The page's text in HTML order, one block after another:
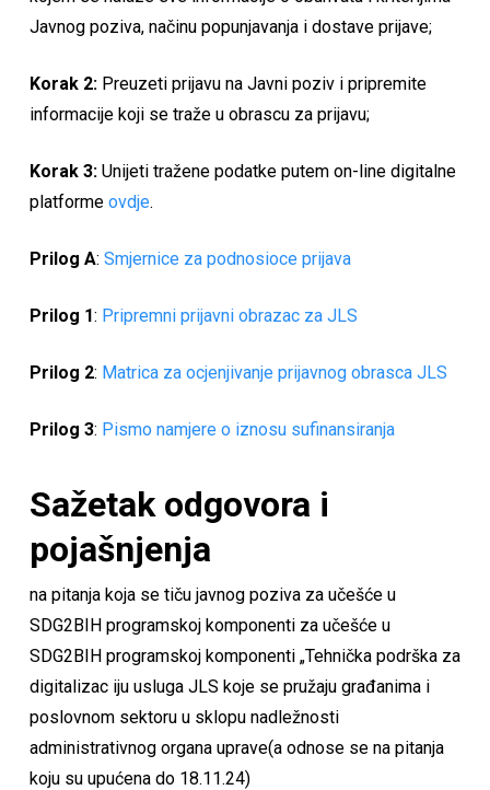
Javnog poziva, načinu popunjavanja i dostave prijave;
Korak 2: Preuzeti prijavu na Javni poziv i pripremite
informacije koji se traže u obrascu za prijavu;
Korak 3: Unijeti tražene podatke putem on-line digitalne
platforme ovdje.
Prilog A: Smjernice za podnosioce prijava
Prilog 1: Pripremni prijavni obrazac za JLS
Prilog 2: Matrica za ocjenjivanje prijavnog obrasca JLS
Prilog 3: Pismo namjere o iznosu sufinansiranja
Sažetak odgovora i
pojašnjenja
na pitanja koja se tiču javnog poziva za učešće u
SDG2BIH programskoj komponenti za učešće u
SDG2BIH programskoj komponenti „Tehnička podrška za
digitalizac iju usluga JLS koje se pružaju građanima i
poslovnom sektoru u sklopu nadležnosti
administrativnog organa uprave(a odnose se na pitanja
koju su upućena do 18.11.24)